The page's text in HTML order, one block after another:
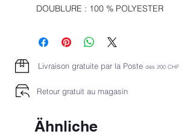
DOUBLURE : 100 % POLYESTER
Livraison gratuite par la Poste dès 200 CHF
Retour gratuit au magasin
Ähnliche